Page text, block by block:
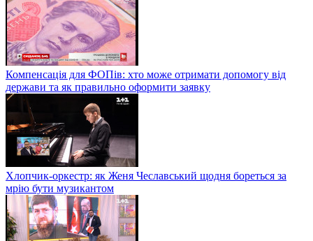
Компенсація для ФОПів: хто може отримати допомогу від
держави та як правильно оформити заявку
Хлопчик-оркестр: як Женя Чеславський щодня бореться за
мрію бути музикантом